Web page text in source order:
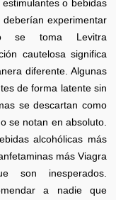
o bebidas
experimentar
se toma Levitra
cautelosa significa
diferente. Algunas
de forma latente sin
se descartan como
se notan en absoluto.
alcohólicas más
más Viagra
son inesperados.
a nadie que